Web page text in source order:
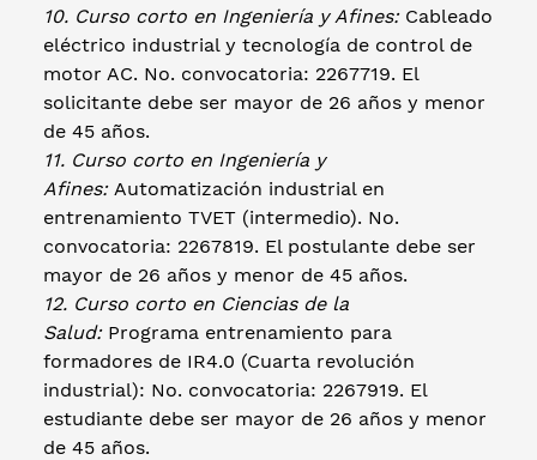
10. Curso corto en Ingeniería y Afines:Cableado
eléctrico industrial y tecnología de control de
motor AC. No. convocatoria: 2267719. El
solicitante debe ser mayor de 26 años y menor
de 45 años.
11. Curso corto en Ingeniería y
Afines:Automatización industrial en
entrenamiento TVET (intermedio). No.
convocatoria: 2267819. El postulante debe ser
mayor de 26 años y menor de 45 años.
12. Curso corto en Ciencias de la
Salud:Programa entrenamiento para
formadores de IR4.0 (Cuarta revolución
industrial): No. convocatoria: 2267919. El
estudiante debe ser mayor de 26 años y menor
de 45 años.